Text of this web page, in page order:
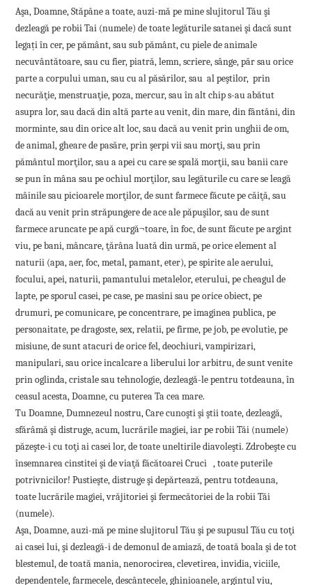
Aşa, Doamne, Stăpâne a toate, auzi-mă pe mine slujitorul Tău şi
dezleagă pe robii Tai (numele) de toate legăturile satanei şi dacă sunt
legați în cer, pe pământ, sau sub pământ, cu piele de animale
necuvântătoare, sau cu fier, piatră, lemn, scriere, sânge, păr sau orice
parte a corpului uman, sau cu al păsărilor, sau al peştilor, prin
necurăţie, menstruaţie, poza, mercur, sau în alt chip s-au abătut
asupra lor, sau dacă din altă parte au venit, din mare, din fântâni, din
morminte, sau din orice alt loc, sau dacă au venit prin unghii de om,
de animal, gheare de pasăre, prin şerpi vii sau morţi, sau prin
pământul morţilor, sau a apei cu care se spală morţii, sau banii care
se pun în mâna sau pe ochiul morţilor, sau legăturile cu care se leagă
mâinile sau picioarele morţilor, de sunt farmece făcute pe căiţă, sau
dacă au venit prin străpungere de ace ale păpuşilor, sau de sunt
farmece aruncate pe apă curgă¬toare, în foc, de sunt făcute pe argint
viu, pe bani, mâncare, ţărâna luată din urmă, pe orice element al
naturii (apa, aer, foc, metal, pamant, eter), pe spirite ale aerului,
focului, apei, naturii, pamantului metalelor, eterului, pe cheagul de
lapte, pe sporul casei, pe case, pe masini sau pe orice obiect, pe
drumuri, pe comunicare, pe concentrare, pe imaginea publica, pe
personaitate, pe dragoste, sex, relatii, pe firme, pe job, pe evolutie, pe
misiune, de sunt atacuri de orice fel, deochiuri, vampirizari,
manipulari, sau orice incalcare a liberului lor arbitru, de sunt venite
prin oglinda, cristale sau tehnologie, dezleagă-le pentru totdeauna, în
ceasul acesta, Doamne, cu puterea Ta cea mare.
Tu Doamne, Dumnezeul nostru, Care cunoşti şi ştii toate, dezleagă,
sfărâmă şi distruge, acum, lucrările magiei, iar pe robii Tăi (numele)
păzeşte-i cu toţi ai casei lor, de toate uneltirile diavoleşti. Zdrobeşte cu
însemnarea cinstitei şi de viaţă făcătoarei Cruci , toate puterile
potrivnicilor! Pustieşte, distruge şi depărtează, pentru totdeauna,
toate lucrările magiei, vrăjitoriei şi fermecătoriei de la robii Tăi
(numele).
Aşa, Doamne, auzi-mă pe mine slujitorul Tău şi pe supusul Tău cu toţi
ai casei lui, şi dezleagă-i de demonul de amiază, de toată boala şi de tot
blestemul, de toată mania, nenorocirea, clevetirea, invidia, viciile,
dependentele, farmecele, descântecele, ghinioanele, argintul viu,